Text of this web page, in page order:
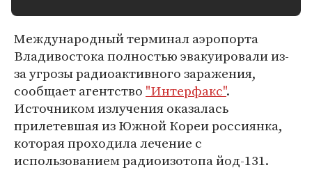
Международный терминал аэропорта
Владивостока полностью эвакуировали из-
за угрозы радиоактивного заражения,
сообщает агентство "Интерфакс".
Источником излучения оказалась
прилетевшая из Южной Кореи россиянка,
которая проходила лечение с
использованием радиоизотопа йод-131.